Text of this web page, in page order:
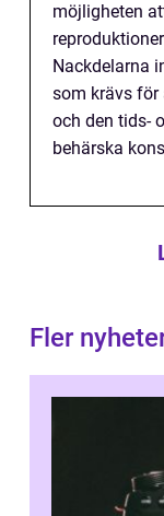
möjligheten
Nackdelarna
som krävs för
och den tids-
behärska
Fler